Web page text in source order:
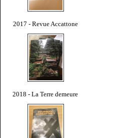
2017 - Revue Accattone
2018 - La Terre demeure